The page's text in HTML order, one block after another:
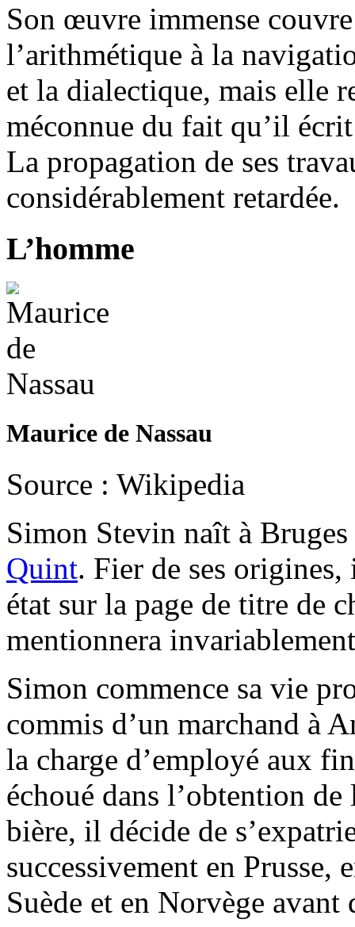
Son œuvre immense
l’arithmétique à la
et la dialectique, mais elle
méconnue du fait qu’il
La propagation de ses
considérablement retardée.
L’homme
Maurice de Nassau
Source : Wikipedia
Simon Stevin naît à
Quint. Fier de ses
état sur la page de titre de
mentionnera
Simon commence sa vie
commis d’un marchand à
la charge d’employé aux
échoué dans l’obtention
bière, il décide de
successivement en Prusse,
Suède et en Norvège